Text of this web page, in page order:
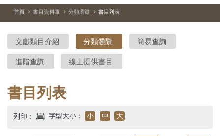
院-
臺
灣
史
研
究
閉
站
停、
圖
圖
結
首頁 書目資料庫 分類瀏覽 書目列表
文獻類目介紹 分類瀏覽 簡易查詢
進階查詢 線上提供書目
書目列表
列印： 字型大小： 小 中 大